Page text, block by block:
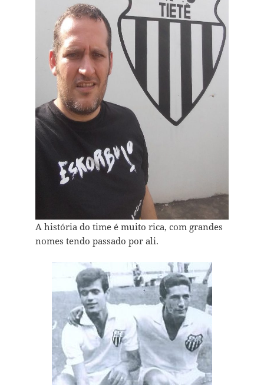
A história do time é muito rica, com grandes
nomes tendo passado por ali.